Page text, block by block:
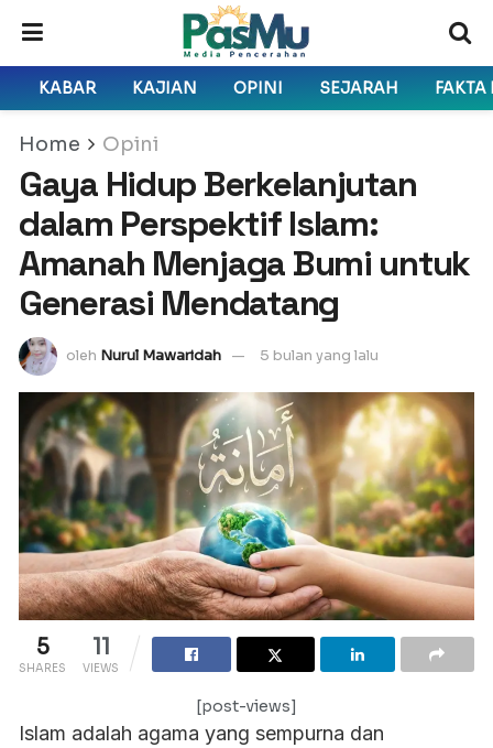
KABAR KAJIAN OPINI SEJARAH FAKTA
Home Opini
Gaya Hidup Berkelanjutan
dalam Perspektif Islam:
Amanah Menjaga Bumi untuk
Generasi Mendatang
oleh Nurul Mawaridah 5 bulan yang lalu
5
SHARES
11
VIEWS
[post-views]
Islam adalah agama yang sempurna dan